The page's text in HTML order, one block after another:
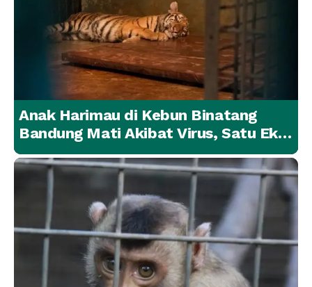
Anak Harimau di Kebun Binatang
Bandung Mati Akibat Virus, Satu Ekor
Lainnya Berangsur Membaik